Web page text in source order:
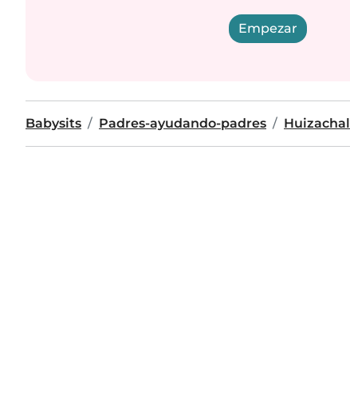
Empezar
Babysits Padres-ayudando-padres Huizachal